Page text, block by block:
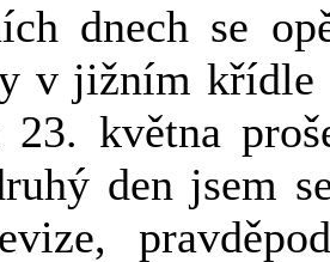
dnech se
v jižním křídle
května
den jsem